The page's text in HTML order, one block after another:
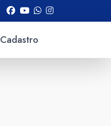
Cadastro